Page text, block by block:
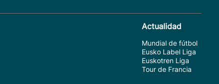
Actualidad
Mundial de fútbol
Eusko Label Liga
Euskotren Liga
Tour de Francia